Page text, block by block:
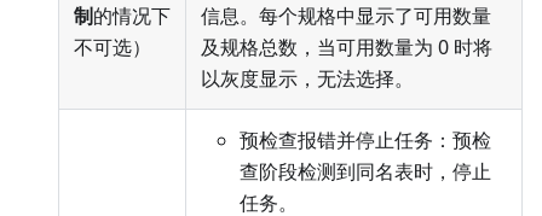
制的情况下
不可选）
信息。每个规格中显示了可用数量
及规格总数，当可用数量为 0 时将
以灰度显示，无法选择。
预检查报错并停止任务：预检
查阶段检测到同名表时，停止
任务。